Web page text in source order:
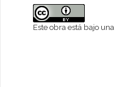
Este obra está bajo una